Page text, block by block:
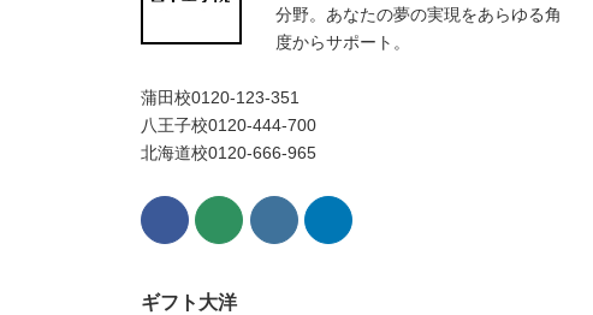
分野。あなたの夢の実現をあらゆる角
度からサポート。
蒲田校0120-123-351
八王子校0120-444-700
北海道校0120-666-965
ギフト大洋